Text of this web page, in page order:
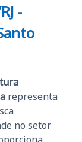
-
representa
no setor